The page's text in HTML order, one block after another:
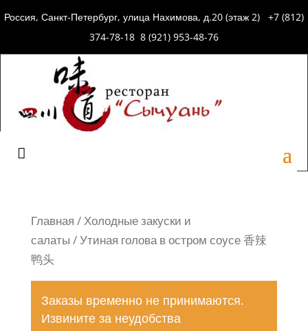
Россия, Санкт-Петербург, улица Нахимова, д.20 (этаж 2) +7 (812)
374-78-18 8 (921) 953-48-76
Главная /Холодные закуски и
салаты / Утиная голова в остром соусе 香辣
鸭头
Заказы временно не принимаются.
Извините за неудобства